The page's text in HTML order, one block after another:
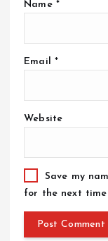
Name *
Email *
Website
Save my
for the next time